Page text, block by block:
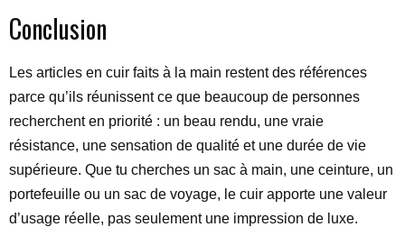
Conclusion
Les articles en cuir faits à la main restent des références
parce qu’ils réunissent ce que beaucoup de personnes
recherchent en priorité : un beau rendu, une vraie
résistance, une sensation de qualité et une durée de vie
supérieure. Que tu cherches un sac à main, une ceinture, un
portefeuille ou un sac de voyage, le cuir apporte une valeur
d’usage réelle, pas seulement une impression de luxe.